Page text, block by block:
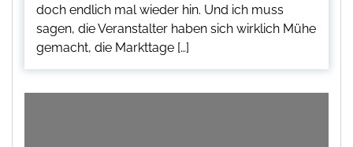
doch endlich mal wieder hin. Und ich muss
sagen, die Veranstalter haben sich wirklich Mühe
gemacht, die Markttage […]